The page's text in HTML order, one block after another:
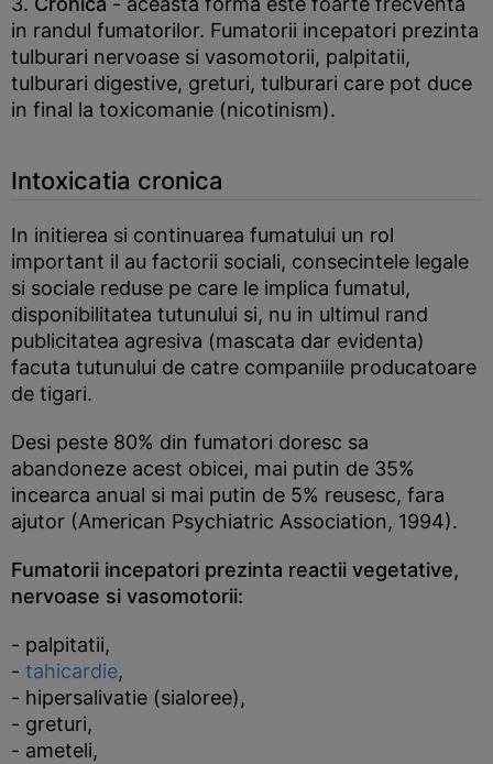
in randul fumatorilor. Fumatorii incepatori prezinta
tulburari nervoase si vasomotorii, palpitatii,
tulburari digestive, greturi, tulburari care pot duce
in final la toxicomanie (nicotinism).
Intoxicatia cronica
In initierea si continuarea fumatului un rol
important il au factorii sociali, consecintele legale
si sociale reduse pe care le implica fumatul,
disponibilitatea tutunului si, nu in ultimul rand
publicitatea agresiva (mascata dar evidenta)
facuta tutunului de catre companiile producatoare
de tigari.
Desi peste 80% din fumatori doresc sa
abandoneze acest obicei, mai putin de 35%
incearca anual si mai putin de 5% reusesc, fara
ajutor (American Psychiatric Association, 1994).
Fumatorii incepatori prezinta reactii vegetative,
nervoase si vasomotorii:
- palpitatii,
- tahicardie,
- hipersalivatie (sialoree),
- greturi,
- ameteli,